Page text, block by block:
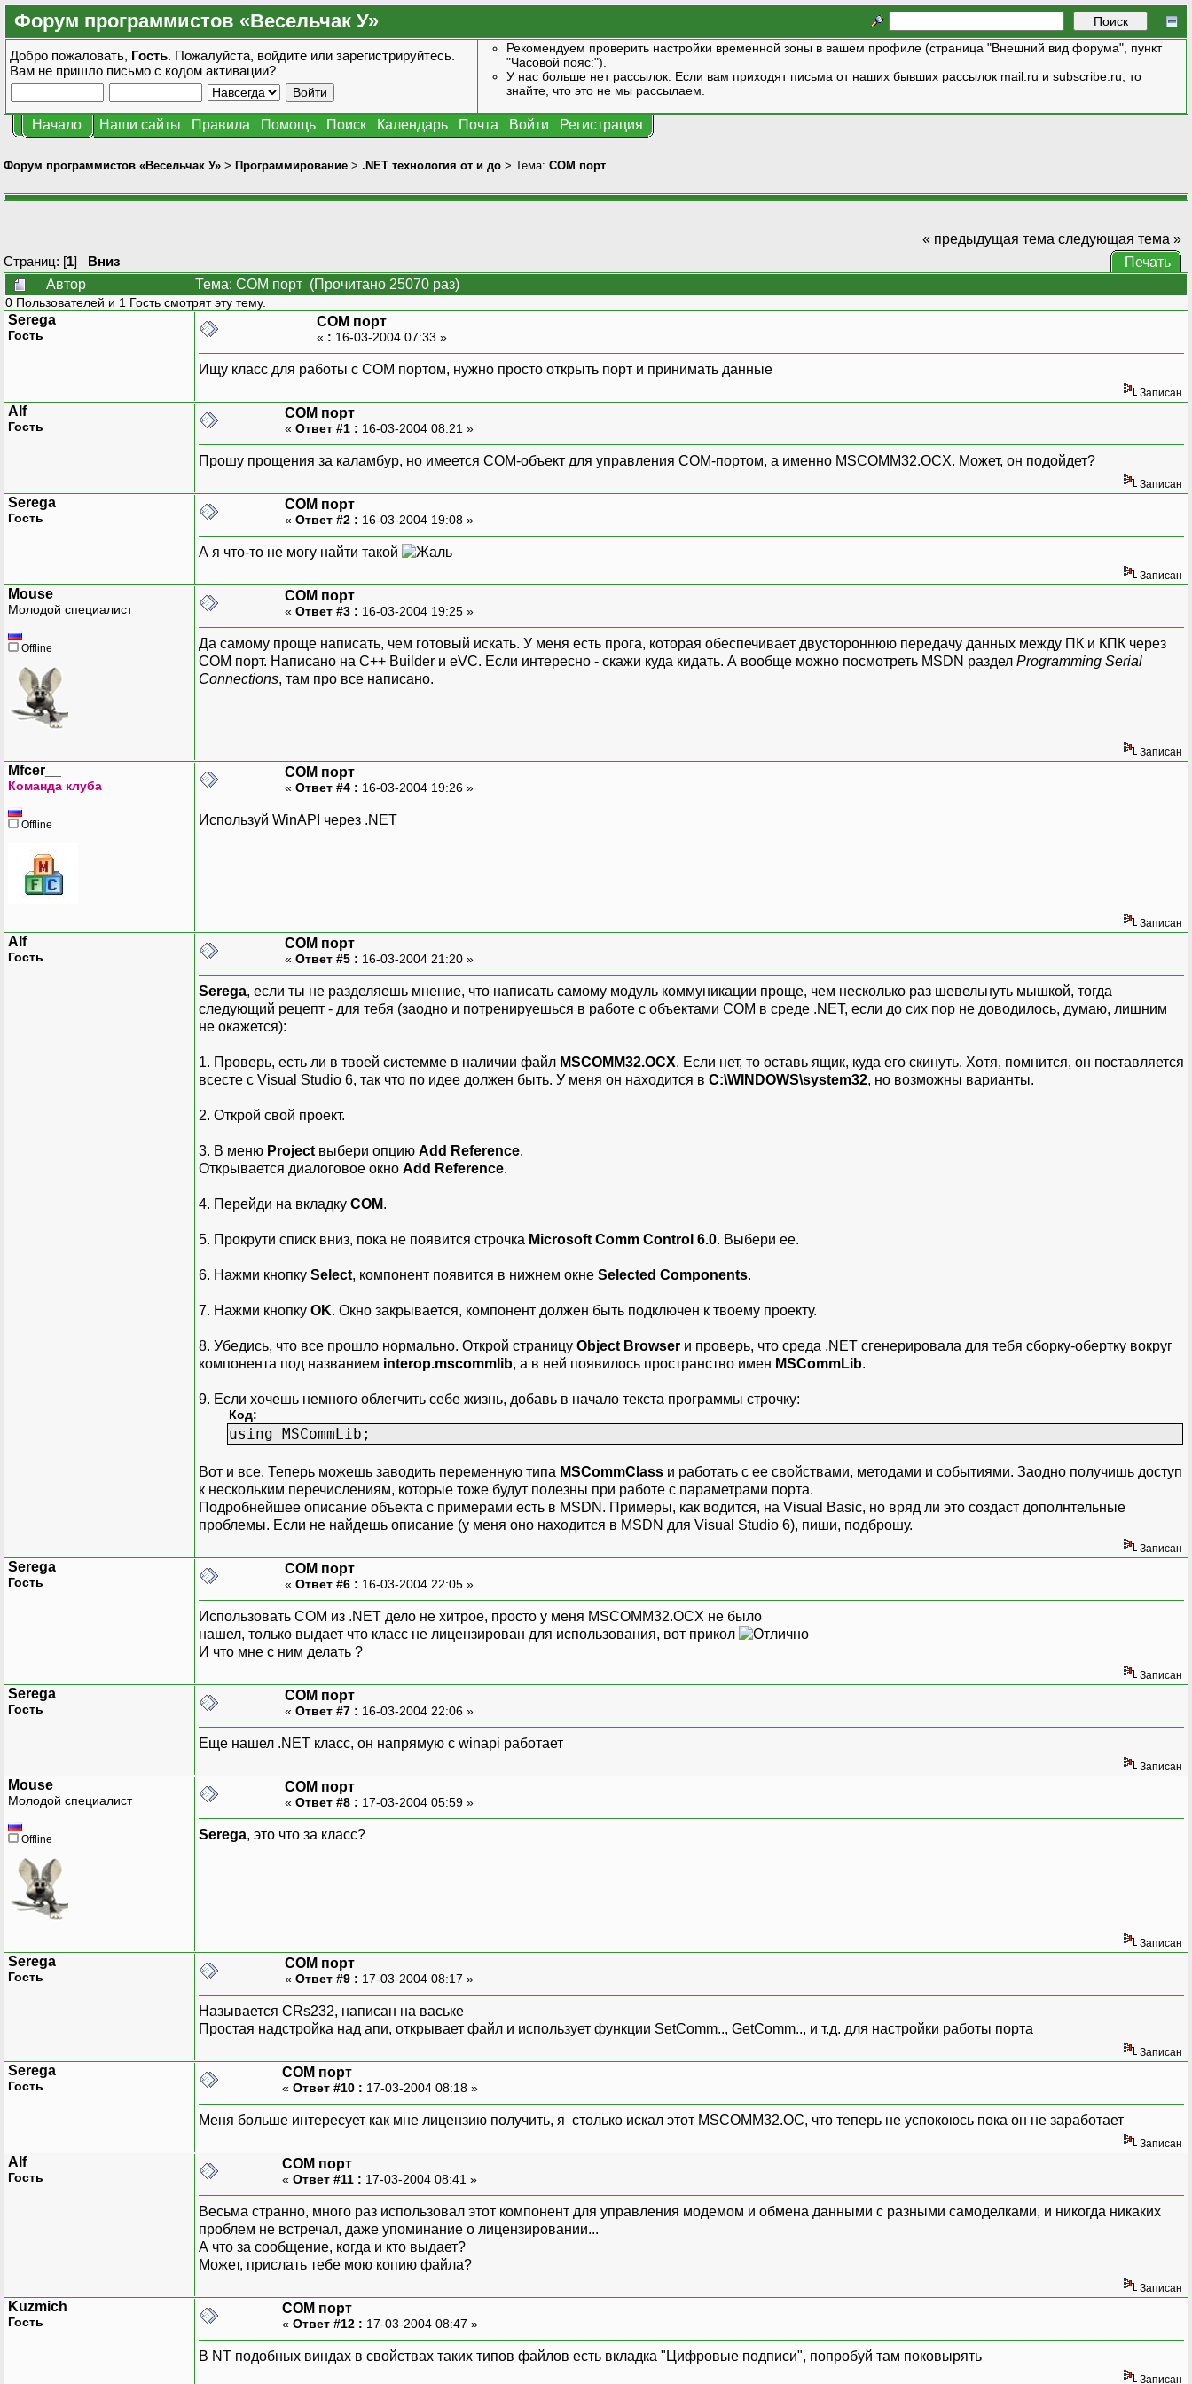
Форум программистов «Весельчак У»
Добро пожаловать, Гость. Пожалуйста, войдите или зарегистрируйтесь.
Вам не пришло письмо с кодом активации?
Рекомендуем проверить настройки временной зоны в вашем профиле (страница "Внешний вид форума", пункт
"Часовой пояс:").
У нас больше нет рассылок. Если вам приходят письма от наших бывших рассылок mail.ru и subscribe.ru, то
знайте, что это не мы рассылаем.
Начало Наши сайты Правила Помощь Поиск Календарь Почта Войти Регистрация
Форум программистов «Весельчак У» > Программирование > .NET технология от и до > Тема: COM порт
Страниц: [1] Вниз
« предыдущая тема следующая тема »
Печать
Автор
Тема: COM порт (Прочитано 25070 раз)
0 Пользователей и 1 Гость смотрят эту тему.
Serega
Гость
COM порт
« : 16-03-2004 07:33 »
Ищу класс для работы с COM портом, нужно просто открыть порт и принимать данные
Записан
Alf
Гость
COM порт
« Ответ #1 : 16-03-2004 08:21 »
Прошу прощения за каламбур, но имеется COM-объект для управления COM-портом, а именно MSCOMM32.OCX. Может, он подойдет?
Записан
Serega
Гость
COM порт
« Ответ #2 : 16-03-2004 19:08 »
А я что-то не могу найти такой
Записан
Mouse
Молодой специалист
Offline
COM порт
« Ответ #3 : 16-03-2004 19:25 »
Да самому проще написать, чем готовый искать. У меня есть прога, которая обеспечивает двустороннюю передачу данных между ПК и КПК через
COM порт. Написано на C++ Builder и eVC. Если интересно - скажи куда кидать. А вообще можно посмотреть MSDN раздел Programming Serial
Connections, там про все написано.
Записан
Mfcer__
Команда клуба
Offline
COM порт
« Ответ #4 : 16-03-2004 19:26 »
Используй WinAPI через .NET
Записан
Alf
Гость
COM порт
« Ответ #5 : 16-03-2004 21:20 »
Serega, если ты не разделяешь мнение, что написать самому модуль коммуникации проще, чем несколько раз шевельнуть мышкой, тогда
следующий рецепт - для тебя (заодно и потренируешься в работе с объектами COM в среде .NET, если до сих пор не доводилось, думаю, лишним
не окажется):
1. Проверь, есть ли в твоей системме в наличии файл MSCOMM32.OCX. Если нет, то оставь ящик, куда его скинуть. Хотя, помнится, он поставляется
всесте с Visual Studio 6, так что по идее должен быть. У меня он находится в C:\WINDOWS\system32, но возможны варианты.
2. Открой свой проект.
3. В меню Project выбери опцию Add Reference.
Открывается диалоговое окно Add Reference.
4. Перейди на вкладку COM.
5. Прокрути списк вниз, пока не появится строчка Microsoft Comm Control 6.0. Выбери ее.
6. Нажми кнопку Select, компонент появится в нижнем окне Selected Components.
7. Нажми кнопку OK. Окно закрывается, компонент должен быть подключен к твоему проекту.
8. Убедись, что все прошло нормально. Открой страницу Object Browser и проверь, что среда .NET сгенерировала для тебя сборку-обертку вокруг
компонента под названием interop.mscommlib, а в ней появилось пространство имен MSCommLib.
9. Если хочешь немного облегчить себе жизнь, добавь в начало текста программы строчку:
Код:
using MSCommLib;
Вот и все. Теперь можешь заводить переменную типа MSCommClass и работать с ее свойствами, методами и событиями. Заодно получишь доступ
к нескольким перечислениям, которые тоже будут полезны при работе с параметрами порта.
Подробнейшее описание объекта с примерами есть в MSDN. Примеры, как водится, на Visual Basic, но вряд ли это создаст дополнтельные
проблемы. Если не найдешь описание (у меня оно находится в MSDN для Visual Studio 6), пиши, подброшу.
Записан
Serega
Гость
COM порт
« Ответ #6 : 16-03-2004 22:05 »
Использовать COM из .NET дело не хитрое, просто у меня MSCOMM32.OCX не было
нашел, только выдает что класс не лицензирован для использования, вот прикол
И что мне с ним делать ?
Записан
Serega
Гость
COM порт
« Ответ #7 : 16-03-2004 22:06 »
Еще нашел .NET класс, он напрямую с winapi работает
Записан
Mouse
Молодой специалист
Offline
COM порт
« Ответ #8 : 17-03-2004 05:59 »
Serega, это что за класс?
Записан
Serega
Гость
COM порт
« Ответ #9 : 17-03-2004 08:17 »
Называется CRs232, написан на ваське
Простая надстройка над апи, открывает файл и использует функции SetComm.., GetComm.., и т.д. для настройки работы порта
Записан
Serega
Гость
COM порт
« Ответ #10 : 17-03-2004 08:18 »
Меня больше интересует как мне лицензию получить, я столько искал этот MSCOMM32.OC, что теперь не успокоюсь пока он не заработает
Записан
Alf
Гость
COM порт
« Ответ #11 : 17-03-2004 08:41 »
Весьма странно, много раз использовал этот компонент для управления модемом и обмена данными с разными самоделками, и никогда никаких
проблем не встречал, даже упоминание о лицензировании...
А что за сообщение, когда и кто выдает?
Может, прислать тебе мою копию файла?
Записан
Kuzmich
Гость
COM порт
« Ответ #12 : 17-03-2004 08:47 »
В NT подобных виндах в свойствах таких типов файлов есть вкладка "Цифровые подписи", попробуй там поковырять
Записан